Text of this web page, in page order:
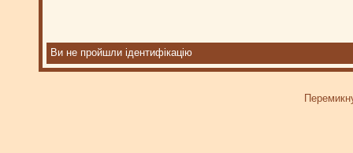
Ви не пройшли ідентифікацію